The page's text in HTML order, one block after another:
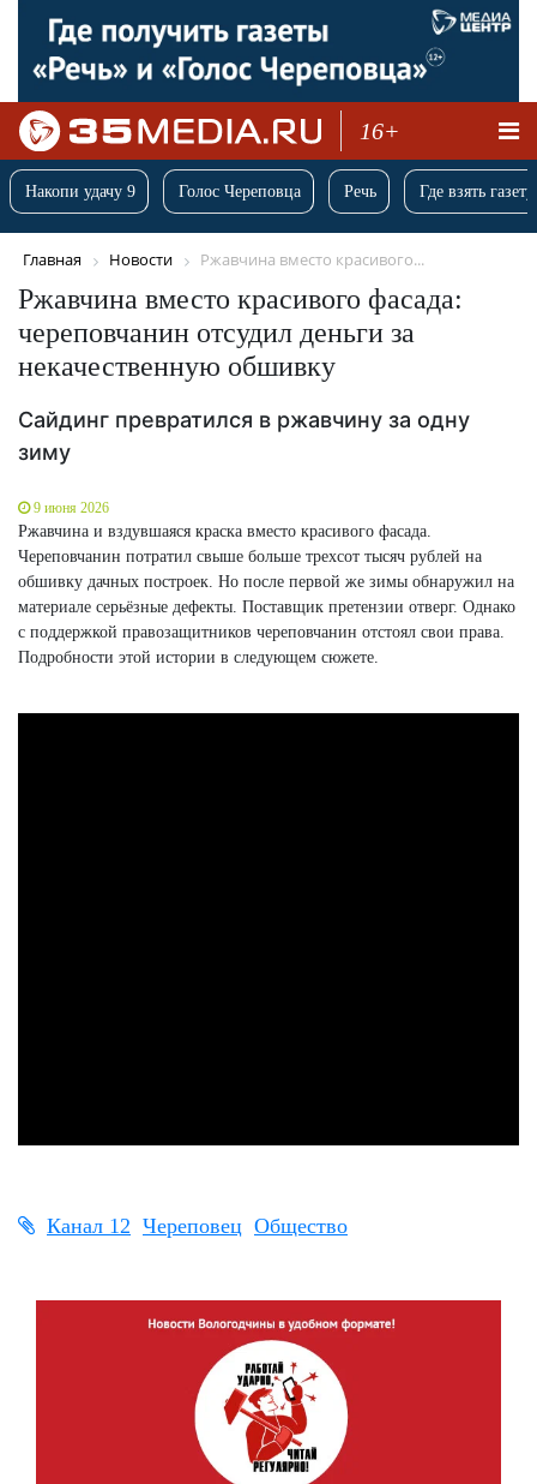
16+
Накопи удачу 9 Голос Череповца Речь Где взять
Главная Новости Ржавчина вместо красивого...
Ржавчина вместо красивого фасада:
череповчанин отсудил деньги за
некачественную обшивку
Сайдинг превратился в ржавчину за одну
зиму
9 июня 2026
Ржавчина и вздувшаяся краска вместо красивого фасада.
Череповчанин потратил свыше больше трехсот тысяч рублей на
обшивку дачных построек. Но после первой же зимы обнаружил на
материале серьёзные дефекты. Поставщик претензии отверг. Однако
с поддержкой правозащитников череповчанин отстоял свои права.
Подробности этой истории в следующем сюжете.
Канал 12 Череповец Общество